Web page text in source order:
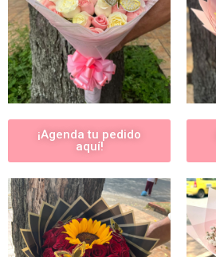
¡Agenda tu pedido
aquí!